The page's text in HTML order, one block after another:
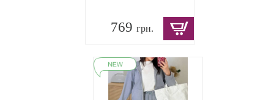
769 грн.